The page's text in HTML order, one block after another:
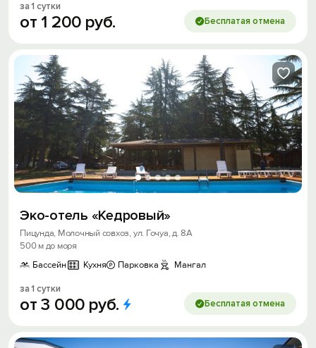
за 1 сутки
от 1 200 руб. Бесплатая отмена
Эко-отель «Кедровый»
Пицунда, Молочный совхоз, ул. Гочуа, д. 8А
500 м до моря
Бассейн
Кухня Парковка Мангал
за 1 сутки
от3 000 руб. Бесплатая отмена